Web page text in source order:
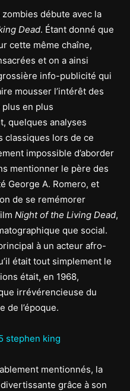
débute avec la
Dead. Étant donné que
cette même chaîne,
et on a ainsi
info-publicité qui
mousser l’intérêt des
en plus
quelques analyses
classiques lors de ce
impossible d’aborder
mentionner le père des
George A. Romero, et
de se remémorer
Night of the Living Dead,
que social.
à un acteur afro-
était tout simplement le
était, en 1968,
irrévérencieuse du
de l’époque.
mentionnés, la
grâce à son